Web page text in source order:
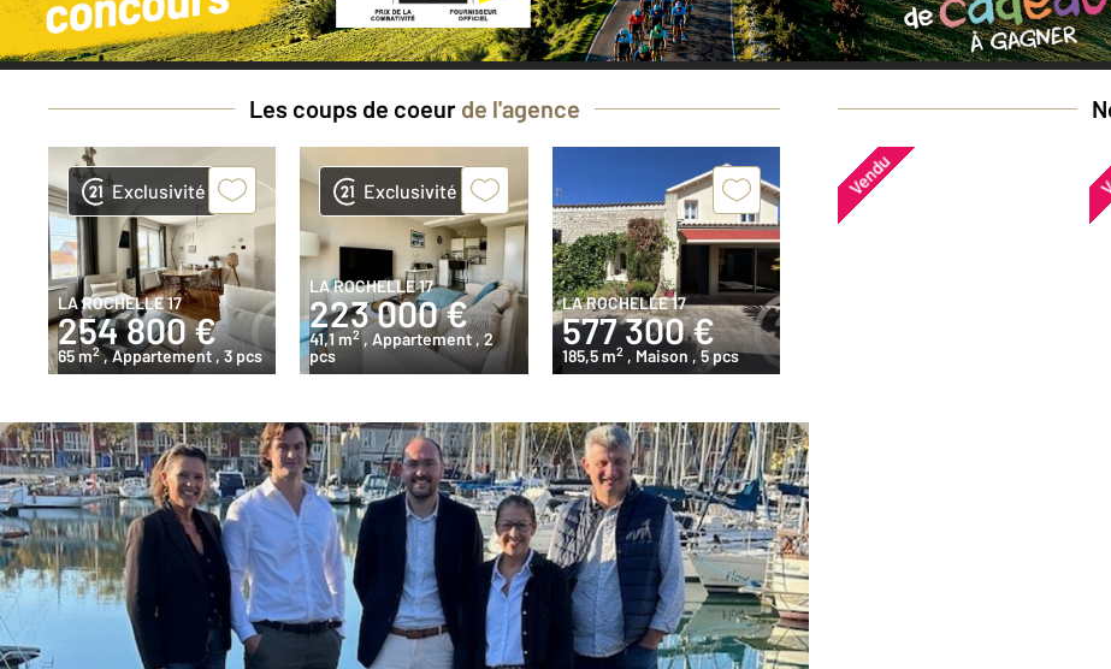
Prendre rendez-vous avec un professionnel
Les coups de coeur de l'agence
Exclusivité
LA ROCHELLE 17
254 800 €
65 m2 , Appartement, 3 pcs
Exclusivité
LA ROCHELLE 17
223 000 €
41,1 m2 , Appartement, 2
pcs
LA ROCHELLE 17
577 300 €
185,5 m2 , Maison , 5 pcs
Vendu